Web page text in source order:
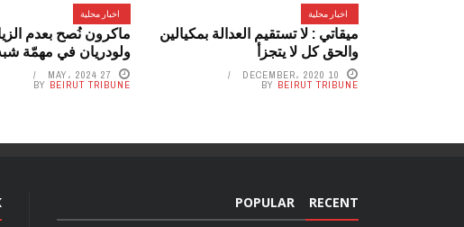
اخبار محلية
ميقاتي : لا تستقيم العدالة بمكيالين
والحق كل لا يتجزأ
10 DECEMBER، 2020
BY BEIRUT TRIBUNE
اخبار محلية
ماكرون نُصح بعدم
ولودريان في مهمّة
27 MAY، 2024
BY BEIRUT TRIBUNE
RECENT
POPULAR